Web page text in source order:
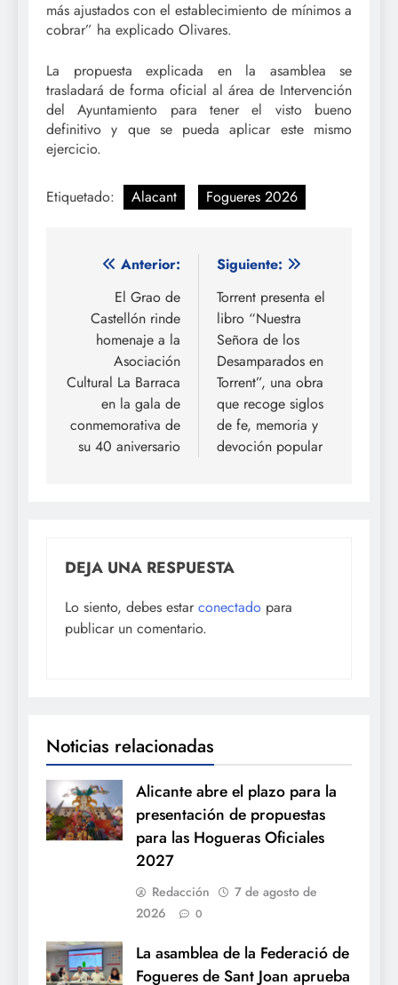
más ajustados con el establecimiento de mínimos a
cobrar” ha explicado Olivares.
La propuesta explicada en la asamblea se
trasladará de forma oficial al área de Intervención
del Ayuntamiento para tener el visto bueno
definitivo y que se pueda aplicar este mismo
ejercicio.
Etiquetado: Alacant Fogueres 2026
Navegación
entradas
Anterior:
El Grao de
Castellón rinde
homenaje a la
Asociación
Cultural La Barraca
en la gala de
conmemorativa de
su 40 aniversario
Siguiente:
Torrent presenta el
libro “Nuestra
Señora de los
Desamparados en
Torrent”, una obra
que recoge siglos
de fe, memoria y
devoción popular
DEJA UNA RESPUESTA
Lo siento, debes estar conectado para
publicar un comentario.
Noticias relacionadas
Alicante abre el plazo para la
presentación de propuestas
para las Hogueras Oficiales
2027
Redacción
7 de agosto de
2026
0
La asamblea de la Federació de
Fogueres de Sant Joan aprueba